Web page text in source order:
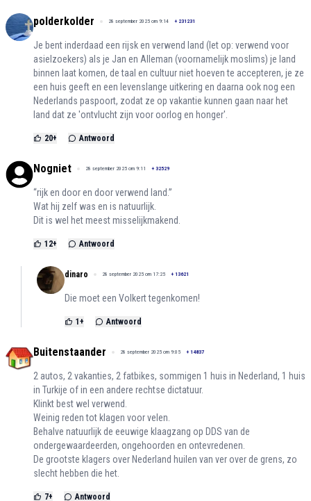
polderkolder 28 september 2025 om 9:14 + 231231
Je bent inderdaad een rijsk en verwend land (let op: verwend voor
asielzoekers) als je Jan en Alleman (voornamelijk moslims) je land
binnen laat komen, de taal en cultuur niet hoeven te accepteren, je ze
een huis geeft en een levenslange uitkering en daarna ook nog een
Nederlands paspoort, zodat ze op vakantie kunnen gaan naar het
land dat ze 'ontvlucht zijn voor oorlog en honger'.
20+ Antwoord
Nogniet 28 september 2025 om 9:11 + 32529
“rijk en door en door verwend land.”
Wat hij zelf was en is natuurlijk.
Dit is wel het meest misselijkmakend.
12+ Antwoord
dinaro 28 september 2025 om 17:25 + 13621
Die moet een Volkert tegenkomen!
1+ Antwoord
Buitenstaander 28 september 2025 om 9:05 + 14837
2 autos, 2 vakanties, 2 fatbikes, sommigen 1 huis in Nederland, 1 huis
in Turkije of in een andere rechtse dictatuur.
Klinkt best wel verwend.
Weinig reden tot klagen voor velen.
Behalve natuurlijk de eeuwige klaagzang op DDS van de
ondergewaardeerden, ongehoorden en ontevredenen.
De grootste klagers over Nederland huilen van ver over de grens, zo
slecht hebben die het.
7+ Antwoord